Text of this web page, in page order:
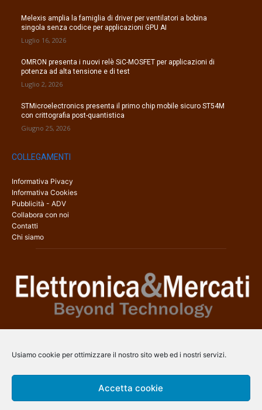
Usiamo cookie per ottimizzare il nostro sito web ed i nostri servizi.
Accetta cookie
Melexis amplia la famiglia di driver per ventilatori a bobina
singola senza codice per applicazioni GPU AI
Luglio 16, 2026
OMRON presenta i nuovi relè SiC-MOSFET per applicazioni di
potenza ad alta tensione e di test
Luglio 2, 2026
STMicroelectronics presenta il primo chip mobile sicuro ST54M
con crittografia post-quantistica
Giugno 25, 2026
COLLEGAMENTI
Informativa Pivacy
Informativa Cookies
Pubblicità - ADV
Collabora con noi
Contatti
Chi siamo
una copertura a 360° che coinvolge tecnologie, prodotti, mercati e
info@arscommunication.it